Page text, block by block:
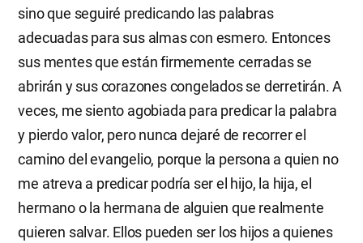
sino que seguiré predicando las palabras
adecuadas para sus almas con esmero. Entonces
sus mentes que están firmemente cerradas se
abrirán y sus corazones congelados se derretirán. A
veces, me siento agobiada para predicar la palabra
y pierdo valor, pero nunca dejaré de recorrer el
camino del evangelio, porque la persona a quien no
me atreva a predicar podría ser el hijo, la hija, el
hermano o la hermana de alguien que realmente
quieren salvar. Ellos pueden ser los hijos a quienes